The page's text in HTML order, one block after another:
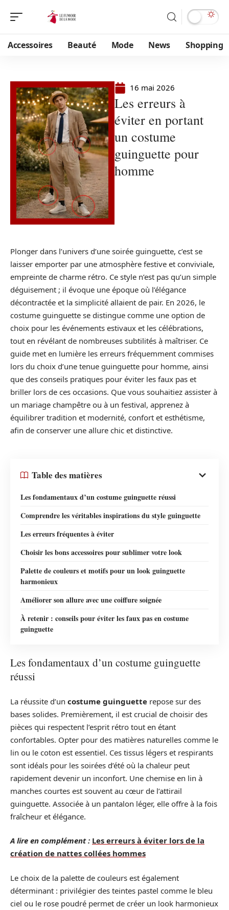
Accessoires Beauté Mode News Shopping
16 mai 2026
Les erreurs à
éviter en portant
un costume
guinguette pour
homme
Plonger dans l’univers d’une soirée guinguette, c’est se
laisser emporter par une atmosphère festive et conviviale,
empreinte de charme rétro. Ce style n’est pas qu’un simple
déguisement ; il évoque une époque où l’élégance
décontractée et la simplicité allaient de pair. En 2026, le
costume guinguette se distingue comme une option de
choix pour les événements estivaux et les célébrations,
tout en révélant de nombreuses subtilités à maîtriser. Ce
guide met en lumière les erreurs fréquemment commises
lors du choix d’une tenue guinguette pour homme, ainsi
que des conseils pratiques pour éviter les faux pas et
briller lors de ces occasions. Que vous souhaitiez assister à
un mariage champêtre ou à un festival, apprenez à
équilibrer tradition et modernité, confort et esthétisme,
afin de conserver une allure chic et distinctive.
Table des matières
Les fondamentaux d’un costume guinguette réussi
Comprendre les véritables inspirations du style guinguette
Les erreurs fréquentes à éviter
Choisir les bons accessoires pour sublimer votre look
Palette de couleurs et motifs pour un look guinguette
harmonieux
Améliorer son allure avec une coiffure soignée
À retenir : conseils pour éviter les faux pas en costume
guinguette
Les fondamentaux d’un costume guinguette
réussi
La réussite d’un costume guinguette repose sur des
bases solides. Premièrement, il est crucial de choisir des
pièces qui respectent l’esprit rétro tout en étant
confortables. Opter pour des matières naturelles comme le
lin ou le coton est essentiel. Ces tissus légers et respirants
sont idéals pour les soirées d’été où la chaleur peut
rapidement devenir un inconfort. Une chemise en lin à
manches courtes est souvent au cœur de l’attirail
guinguette. Associée à un pantalon léger, elle offre à la fois
fraîcheur et élégance.
A lire en complément : Les erreurs à éviter lors de la
création de nattes collées hommes
Le choix de la palette de couleurs est également
déterminant : privilégier des teintes pastel comme le bleu
ciel ou le rose poudré permet de créer un look harmonieux